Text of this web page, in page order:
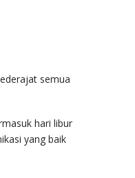
semua
hari libur
yang baik